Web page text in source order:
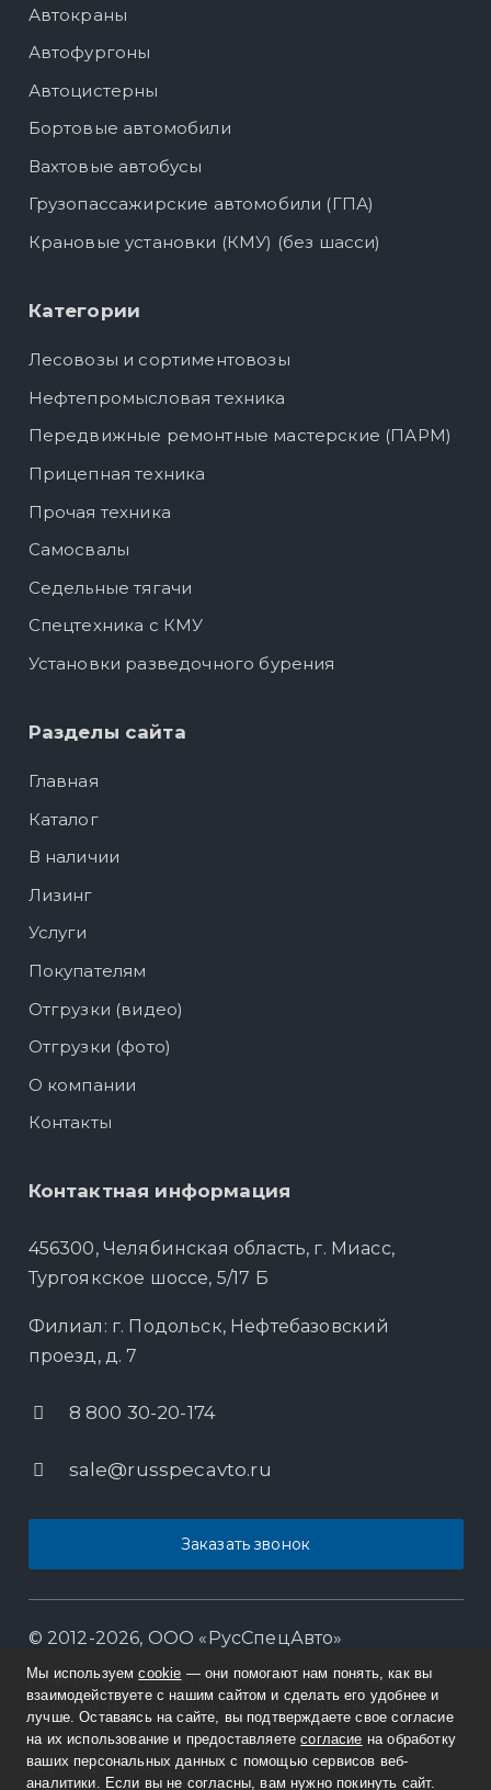
Автокраны
Автофургоны
Автоцистерны
Бортовые автомобили
Вахтовые автобусы
Грузопассажирские автомобили (ГПА)
Крановые установки (КМУ) (без шасси)
Категории
Лесовозы и сортиментовозы
Нефтепромысловая техника
Передвижные ремонтные мастерские (ПАРМ)
Прицепная техника
Прочая техника
Самосвалы
Седельные тягачи
Спецтехника с КМУ
Установки разведочного бурения
Разделы сайта
Главная
Каталог
В наличии
Лизинг
Услуги
Покупателям
Отгрузки (видео)
Отгрузки (фото)
О компании
Контакты
Контактная информация
456300, Челябинская область, г. Миасс,
Тургоякское шоссе, 5/17 Б
Филиал: г. Подольск, Нефтебазовский
проезд, д. 7
8 800 30-20-174
sale@russpecavto.ru
Заказать звонок
© 2012-2026, ООО «РусСпецАвто»
Информация на сайте не является публичной
офертой. Изображения являются объектом прав
интеллектуальной собственности ООО
«РусСпецАвто».
Мы используемcookie — они помогают нам понять, как вы
взаимодействуете с нашим сайтом и сделать его удобнее и
лучше. Оставаясь на сайте, вы подтверждаете свое согласие
на их использование и предоставляетесогласие на обработку
ваших персональных данных с помощью сервисов веб-
аналитики. Если вы не согласны, вам нужно покинуть сайт.